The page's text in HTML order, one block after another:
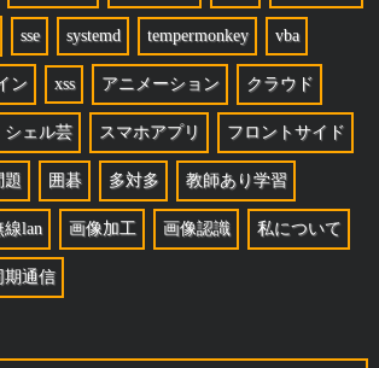
sse systemd tempermonkey vba
ン xss アニメーション クラウド
シェル芸 スマホアプリ フロントサイド
題 囲碁 多対多 教師あり学習
線lan 画像加工 画像認識 私について
期通信